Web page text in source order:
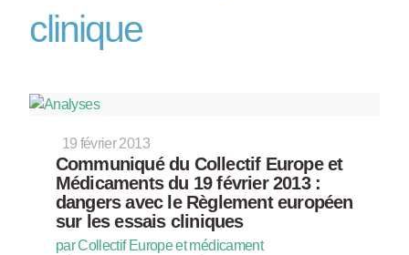
clinique
19 février 2013
Communiqué du Collectif Europe et
Médicaments du 19 février 2013 :
dangers avec le Règlement européen
sur les essais cliniques
par Collectif Europe et médicament